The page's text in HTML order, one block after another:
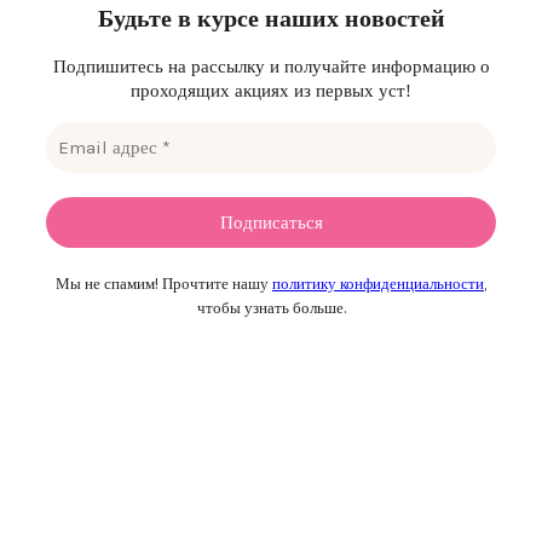
Будьте в курсе наших новостей
Подпишитесь на рассылку и получайте информацию о
проходящих акциях из первых уст!
Мы не спамим! Прочтите нашу политику конфиденциальности
чтобы узнать больше.